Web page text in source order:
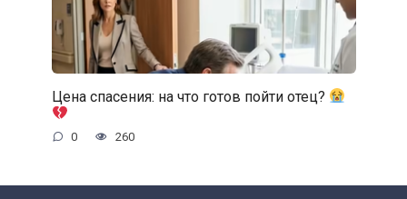
Цена спасения: на что готов пойти отец?
0 260